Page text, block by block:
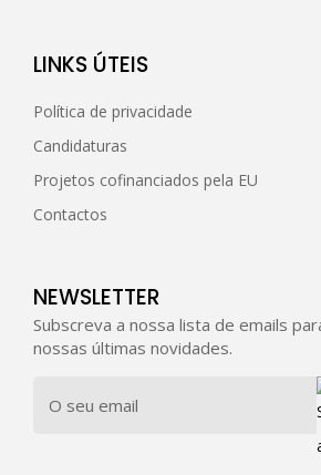
LINKS ÚTEIS
Política de privacidade
Candidaturas
Projetos cofinanciados pela EU
Contactos
NEWSLETTER
Subscreva a nossa lista de emails
nossas últimas novidades.